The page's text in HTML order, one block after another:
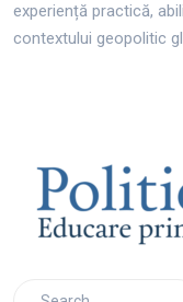
experiență practică,
contextului geopolitic